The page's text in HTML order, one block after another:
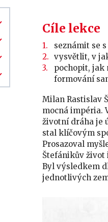
Cíle lekce
seznámit se
vysvětlit, v
pochopit, jak
formování
Milan Rastislav
mocná impéria.
životní dráha je
stal klíčovým
Prosazoval
Štefánikův život
Byl výsledkem
jednotlivých